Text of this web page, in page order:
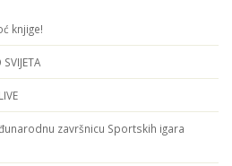
knjige!
završnicu Sportskih igara